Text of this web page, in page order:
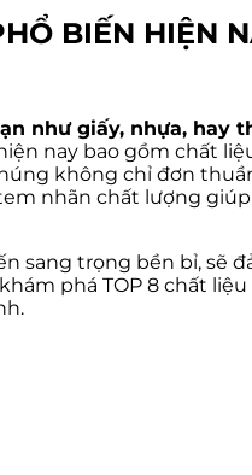
BIẾN HIỆN
như giấy, nhựa,
nay bao gồm chất liệu
không chỉ đơn
nhãn chất lượng
sang trọng bền bỉ,
phá TOP 8 chất